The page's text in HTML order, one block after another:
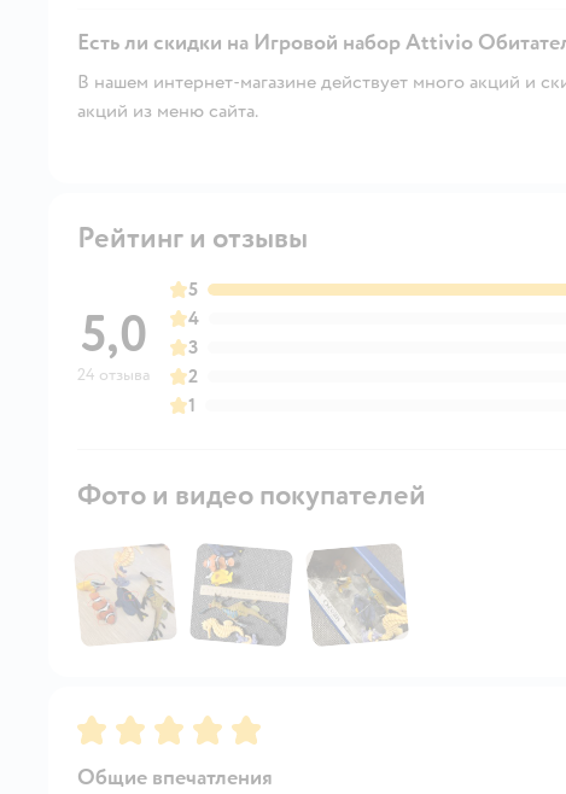
Есть ли скидки на Игровой набор Attivio
В нашем интернет-магазине действует много акций и
акций из меню сайта.
Рейтинг и отзывы
5,0
24 отзыва
5
4
3
2
1
Фото и видео покупателей
Рейтинг:5
Общие впечатления